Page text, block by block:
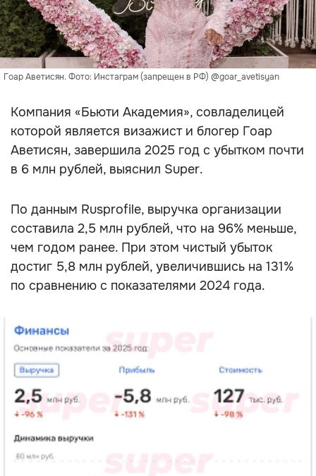
Гоар Аветисян. Фото: Инстаграм (запрещен в РФ) @goar_avetisyan
Компания «Бьюти Академия», совладелицей
которой является визажист и блогер Гоар
Аветисян, завершила 2025 год с убытком почти
в 6 млн рублей, выяснил Super.
По данным Rusprofile, выручка организации
составила 2,5 млн рублей, что на 96% меньше,
чем годом ранее. При этом чистый убыток
достиг 5,8 млн рублей, увеличившись на 131%
по сравнению с показателями 2024 года.